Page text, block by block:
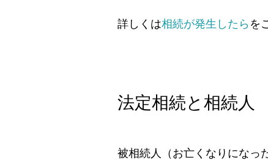
詳しくは相続が発生したら を
法定相続と相続人
被相続人（お亡くなりになっ